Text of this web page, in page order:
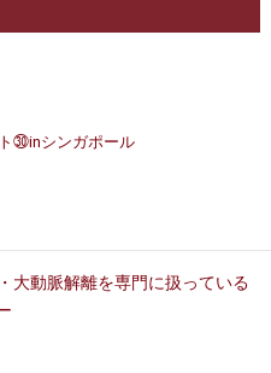
㉚inシンガポール
大動脈解離を専門に扱っている